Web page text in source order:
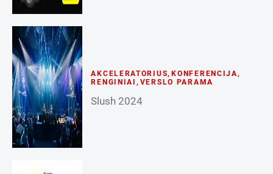
AKCELERATORIUS, KONFERENCIJA,
RENGINIAI , VERSLO PARAMA
Slush 2024